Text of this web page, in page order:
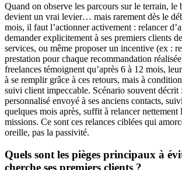
Quand on observe les parcours sur le terrain, le
devient un vrai levier… mais rarement dès le
mois, il faut l’actionner activement : relancer
demander explicitement à ses premiers clients
services, ou même proposer un incentive (ex :
prestation pour chaque recommandation
freelances témoignent qu’après 6 à 12 mois,
à se remplir grâce à ces retours, mais à
suivi client impeccable. Scénario souvent décrit
personnalisé envoyé à ses anciens contacts,
quelques mois après, suffit à relancer nettement
missions. Ce sont ces relances ciblées qui
oreille, pas la passivité.
Quels sont les pièges principaux à
cherche ses premiers clients ?